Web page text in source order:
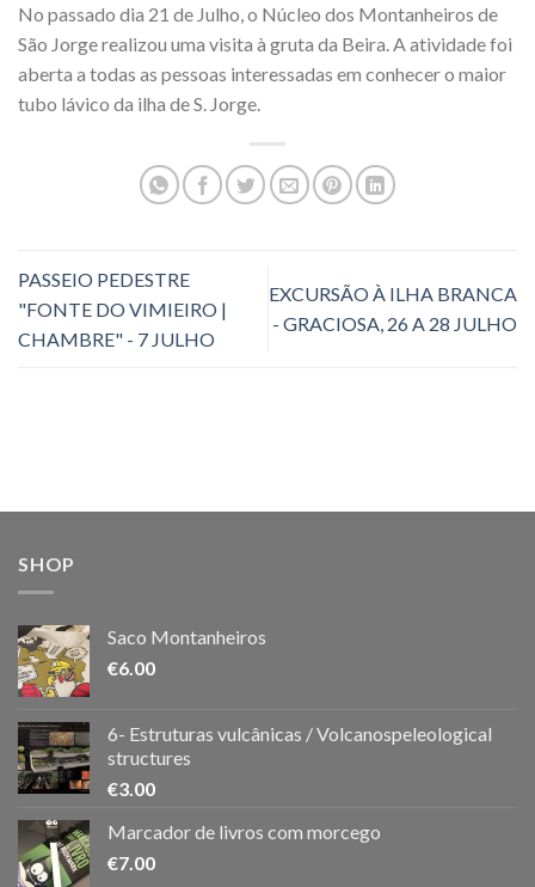
No passado dia 21 de Julho, o Núcleo dos Montanheiros de
São Jorge realizou uma visita à gruta da Beira. A atividade foi
aberta a todas as pessoas interessadas em conhecer o maior
tubo lávico da ilha de S. Jorge.
PASSEIO PEDESTRE
"FONTE DO VIMIEIRO |
CHAMBRE" - 7 JULHO
EXCURSÃO À ILHA BRANCA
- GRACIOSA, 26 A 28 JULHO
SHOP
Saco Montanheiros
€6.00
6- Estruturas vulcânicas / Volcanospeleological
structures
€3.00
Marcador de livros com morcego
€7.00